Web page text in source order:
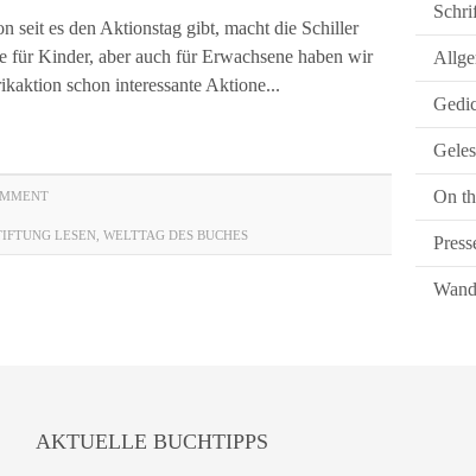
seit es den Aktionstag gibt, macht die Schiller
Kinder, aber auch für Erwachsene haben wir
schon interessante Aktione...
LESEN WELTTAG DES BUCHES
On
AKTUELLE BUCHTIPPS